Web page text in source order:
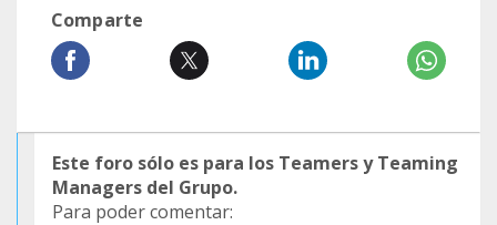
Comparte
Este foro sólo es para los Teamers y Teaming
Managers del Grupo.
Para poder comentar: